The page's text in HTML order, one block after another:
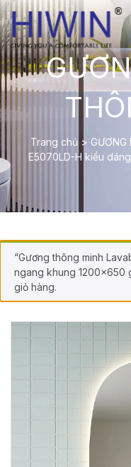
Trang chủ > GƯƠNG
E5070LD-H kiểu
“Gương thông minh
ngang khung 1200×650
giỏ hàng.